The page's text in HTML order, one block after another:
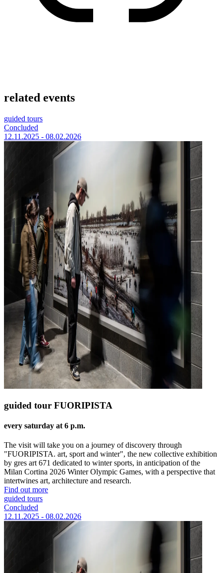
related events
guided tours
Concluded
12.11.2025 - 08.02.2026
guided tour FUORIPISTA
every saturday at 6 p.m.
The visit will take you on a journey of discovery through
"FUORIPISTA. art, sport and winter", the new collective exhibition
by gres art 671 dedicated to winter sports, in anticipation of the
Milan Cortina 2026 Winter Olympic Games, with a perspective that
intertwines art, architecture and research.
Find out more
guided tours
Concluded
12.11.2025 - 08.02.2026